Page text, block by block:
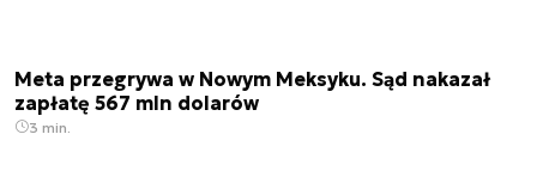
Meta przegrywa w Nowym Meksyku. Sąd nakazał
zapłatę 567 mln dolarów
3 min.